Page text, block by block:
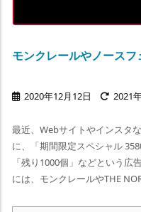
モンクレールやノース
2020年12月12日 2021
最近、Webサイトやインスタ
に、「期間限定スペシャル
「残り1000個」などという
には、モンクレールやTHE